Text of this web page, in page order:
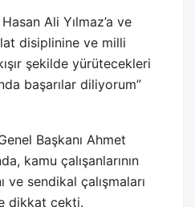
Ali Yılmaz’a ve
disiplinine ve milli
şekilde yürütecekleri
başarılar diliyorum”
Başkanı Ahmet
kamu çalışanlarının
ve sendikal çalışmaları
dikkat çekti.